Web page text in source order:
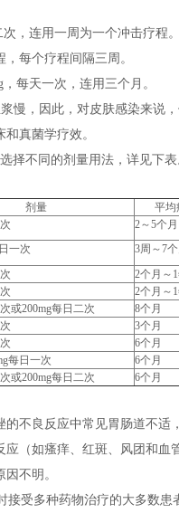
，连用一周为一个冲击疗程
每个疗程间隔三周。
每天一次，连用三个月。
慢，因此，对皮肤感染来说
真菌学疗效。
择不同的剂量用法，详见下表
剂量 平均
2～5个月
一次
3周～7个
2个月～
2个月～
或200mg每日二次
8个月
3个月
6个月
每日一次
6个月
或200mg每日二次 6个月
的不良反应中常见胃肠道不
（如瘙痒、红斑、风团和血
不明。
受多种药物治疗的大多数